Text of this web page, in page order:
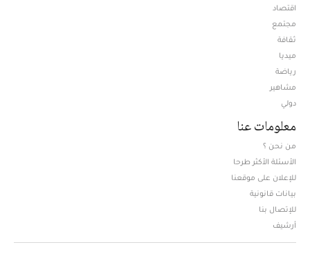
اقتصاد
مجتمع
ثقافة
ميديا
رياضة
مشاهير
دولي
معلومات عنا
من نحن ؟
الأسئلة الأكثر طرحا
للإعلان على موقعنا
بيانات قانونية
للإتصال بنا
أرشيف